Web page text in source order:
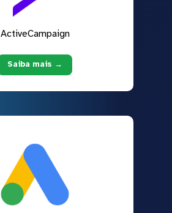
ActiveCampaign
Saiba mais →